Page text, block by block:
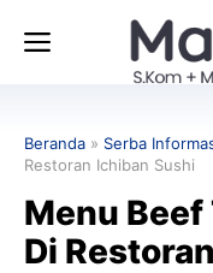
Menu
Beranda » Serba
Restoran Ichiban Sushi
Menu
Di